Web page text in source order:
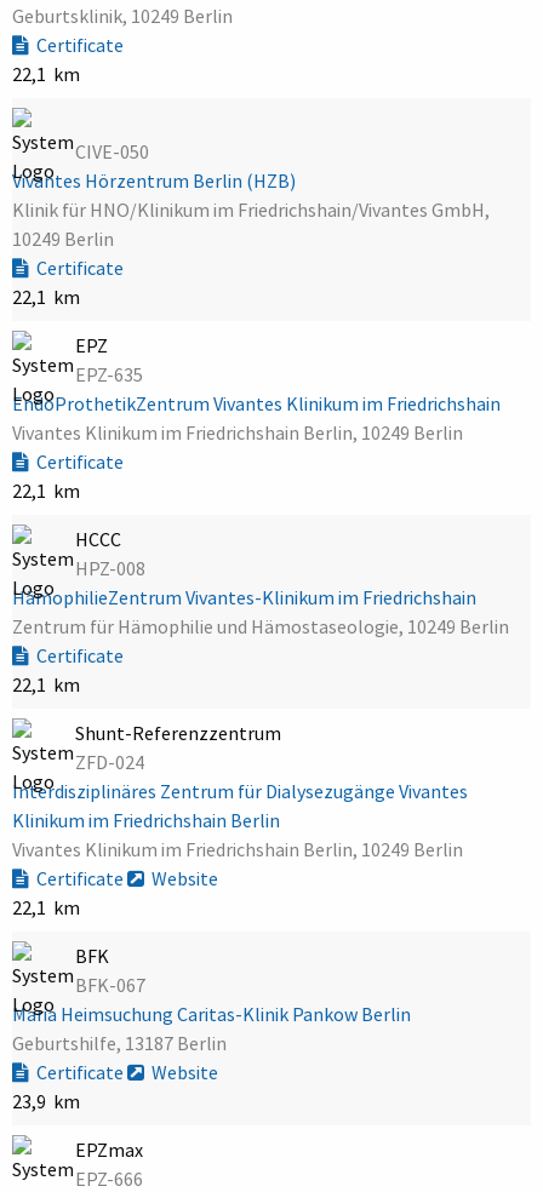
Geburtsklinik, 10249 Berlin
Certificate
22,1 km
CIVE-050
Vivantes Hörzentrum Berlin (HZB)
Klinik für HNO/Klinikum im Friedrichshain/Vivantes GmbH,
10249 Berlin
Certificate
22,1 km
EPZ
EPZ-635
EndoProthetikZentrum Vivantes Klinikum im Friedrichshain
Vivantes Klinikum im Friedrichshain Berlin, 10249 Berlin
Certificate
22,1 km
HCCC
HPZ-008
HämophilieZentrum Vivantes-Klinikum im Friedrichshain
Zentrum für Hämophilie und Hämostaseologie, 10249 Berlin
Certificate
22,1 km
Shunt-Referenzzentrum
ZFD-024
Interdisziplinäres Zentrum für Dialysezugänge Vivantes
Klinikum im Friedrichshain Berlin
Vivantes Klinikum im Friedrichshain Berlin, 10249 Berlin
Certificate
Website
22,1 km
BFK
BFK-067
Maria Heimsuchung Caritas-Klinik Pankow Berlin
Geburtshilfe, 13187 Berlin
Certificate
Website
23,9 km
EPZmax
EPZ-666